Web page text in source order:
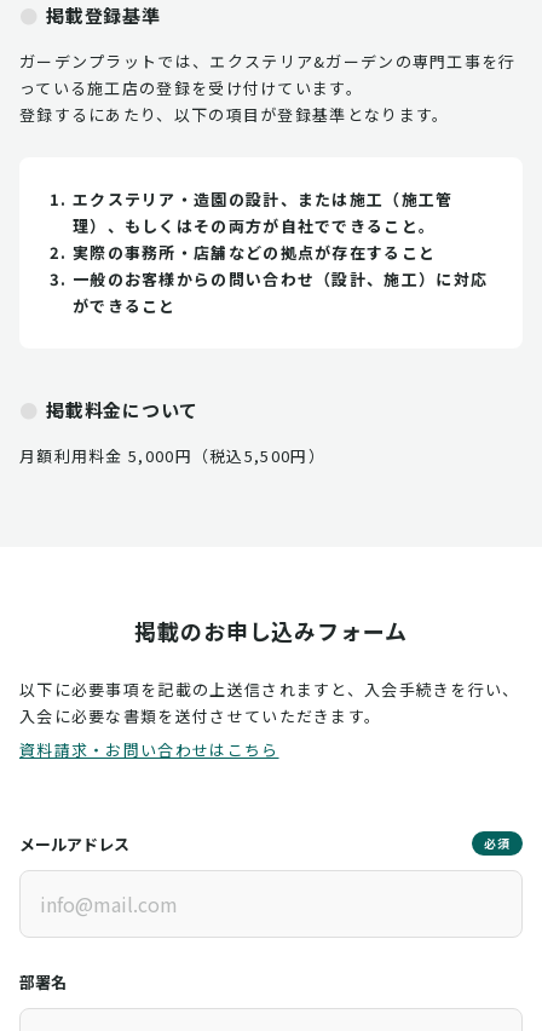
掲載登録基準
ガーデンプラットでは、エクステリア&ガーデンの専門工事を行
っている施工店の登録を受け付けています。
登録するにあたり、以下の項目が登録基準となります。
エクステリア・造園の設計、または施工（施工管
理）、もしくはその両方が自社でできること。
実際の事務所・店舗などの拠点が存在すること
一般のお客様からの問い合わせ（設計、施工）に対応
ができること
掲載料金について
月額利用料金 5,000円（税込5,500円）
掲載のお申し込みフォーム
以下に必要事項を記載の上送信されますと、入会手続きを行い、
入会に必要な書類を送付させていただきます。
資料請求・お問い合わせはこちら
メールアドレス 必須
部署名